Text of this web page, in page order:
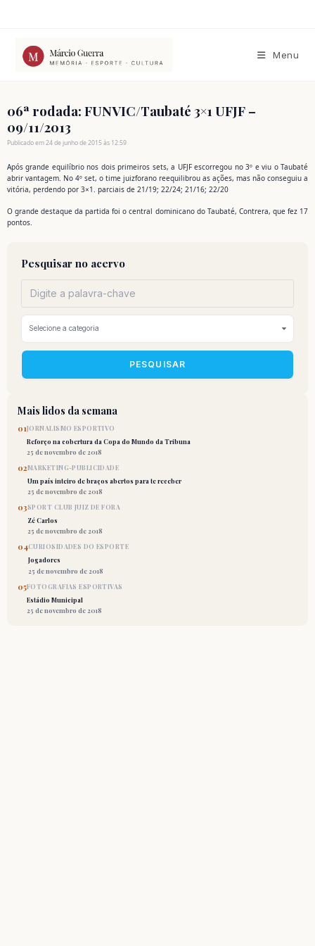
conteúdo
Menu
06ª rodada: FUNVIC/Taubaté 3×1 UFJF –
09/11/2013
Publicado em 24 de junho de 2015 às 12:59
Após grande equilíbrio nos dois primeiros sets, a UFJF escorregou no 3º e viu o Taubaté
abrir vantagem. No 4º set, o time juizforano reequilibrou as ações, mas não conseguiu a
vitória, perdendo por 3×1. parciais de 21/19; 22/24; 21/16; 22/20
O grande destaque da partida foi o central dominicano do Taubaté, Contrera, que fez 17
pontos.
Pesquisar no acervo
PESQUISAR
Mais lidos da semana
01JORNALISMO ESPORTIVO
Reforço na cobertura da Copa do Mundo da Tribuna
25 de novembro de 2018
02MARKETING-PUBLICIDADE
Um país inteiro de braços abertos para te receber
25 de novembro de 2018
03SPORT CLUB JUIZ DE FORA
Zé Carlos
25 de novembro de 2018
04CURIOSIDADES DO ESPORTE
Jogadores
25 de novembro de 2018
05FOTOGRAFIAS ESPORTIVAS
Estádio Municipal
25 de novembro de 2018